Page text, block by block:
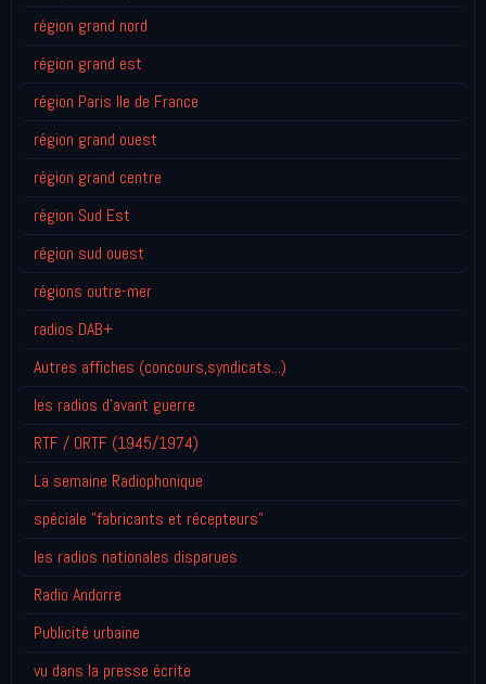
région grand nord
région grand est
région Paris Ile de France
région grand ouest
région grand centre
région Sud Est
région sud ouest
régions outre-mer
radios DAB+
Autres affiches (concours,syndicats...)
les radios d'avant guerre
RTF / ORTF (1945/1974)
La semaine Radiophonique
spéciale "fabricants et récepteurs"
les radios nationales disparues
Radio Andorre
Publicité urbaine
vu dans la presse écrite